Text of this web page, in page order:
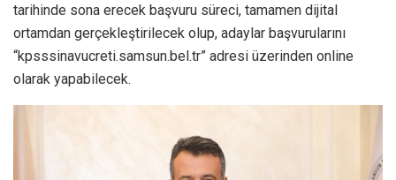
tarihinde sona erecek başvuru süreci, tamamen dijital
ortamdan gerçekleştirilecek olup, adaylar başvurularını
“kpsssinavucreti.samsun.bel.tr” adresi üzerinden online
olarak yapabilecek.